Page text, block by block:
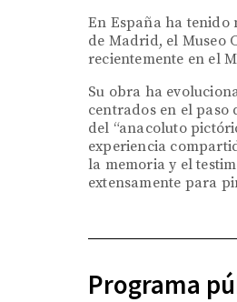
En España ha tenido
de Madrid, el Museo
recientemente en el
Su obra ha
centrados en el
del “anacoluto
experiencia
la memoria y el
extensamente para
Programa